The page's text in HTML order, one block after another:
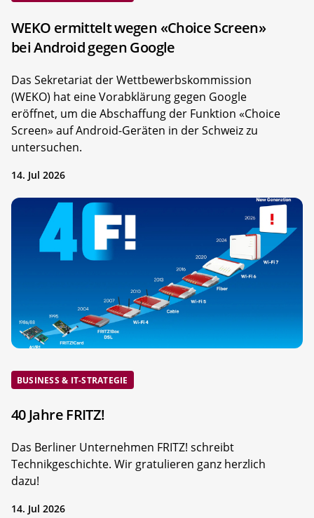
WEKO ermittelt wegen «Choice Screen»
bei Android gegen Google
Das Sekretariat der Wettbewerbskommission
(WEKO) hat eine Vorabklärung gegen Google
eröffnet, um die Abschaffung der Funktion «Choice
Screen» auf Android-Geräten in der Schweiz zu
untersuchen.
14. Jul 2026
BUSINESS & IT-STRATEGIE
40 Jahre FRITZ!
Das Berliner Unternehmen FRITZ! schreibt
Technikgeschichte. Wir gratulieren ganz herzlich
dazu!
14. Jul 2026